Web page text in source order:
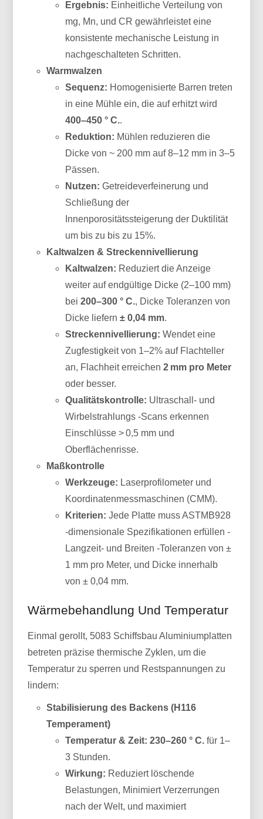
Ergebnis: Einheitliche Verteilung von
mg, Mn, und CR gewährleistet eine
konsistente mechanische Leistung in
nachgeschalteten Schritten.
Warmwalzen
Sequenz: Homogenisierte Barren treten
in eine Mühle ein, die auf erhitzt wird
400–450 ° C..
Reduktion: Mühlen reduzieren die
Dicke von ~ 200 mm auf 8–12 mm in 3–5
Pässen.
Nutzen: Getreideverfeinerung und
Schließung der
Innenporositätssteigerung der Duktilität
um bis zu bis zu 15%.
Kaltwalzen & Streckennivellierung
Kaltwalzen: Reduziert die Anzeige
weiter auf endgültige Dicke (2–100 mm)
bei200–300 ° C., Dicke Toleranzen von
Dicke liefern± 0,04 mm.
Streckennivellierung: Wendet eine
Zugfestigkeit von 1–2% auf Flachteller
an, Flachheit erreichen2 mm pro Meter
oder besser.
Qualitätskontrolle: Ultraschall- und
Wirbelstrahlungs -Scans erkennen
Einschlüsse > 0,5 mm und
Oberflächenrisse.
Maßkontrolle
Werkzeuge: Laserprofilometer und
Koordinatenmessmaschinen (CMM).
Kriterien: Jede Platte muss ASTMB928
-dimensionale Spezifikationen erfüllen -
Langzeit- und Breiten -Toleranzen von ±
1 mm pro Meter, und Dicke innerhalb
von ± 0,04 mm.
Wärmebehandlung Und Temperatur
Einmal gerollt, 5083 Schiffsbau Aluminiumplatten
betreten präzise thermische Zyklen, um die
Temperatur zu sperren und Restspannungen zu
lindern:
Stabilisierung des Backens (H116
Temperament)
Temperatur & Zeit: 230–260 ° C. für 1–
3 Stunden.
Wirkung: Reduziert löschende
Belastungen, Minimiert Verzerrungen
nach der Welt, und maximiert